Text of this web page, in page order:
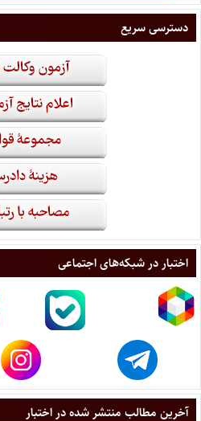
دسترسی سریع
اختبار در شبکه‌های اجتماعی
آخرین مطالب منتشر شده در اختبار